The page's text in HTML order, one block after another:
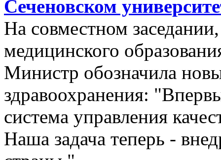
Сеченовском
На совместном
медицинского
Министр обозначила
здравоохранения:
система управления
Наша задача теперь -